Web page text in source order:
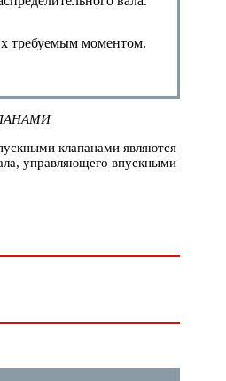
требуемым моментом.
клапанами являются
управляющего впускными